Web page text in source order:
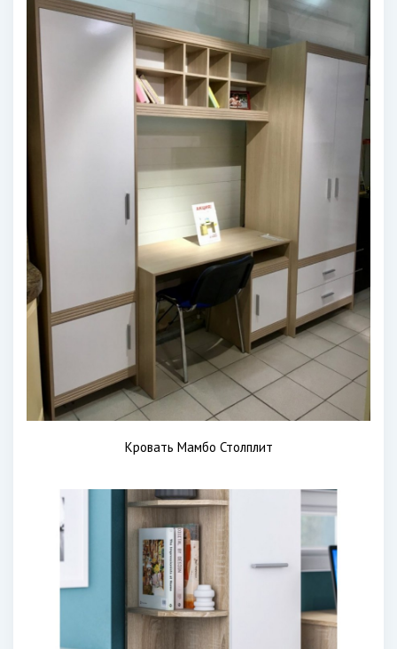
Кровать Мамбо Столплит